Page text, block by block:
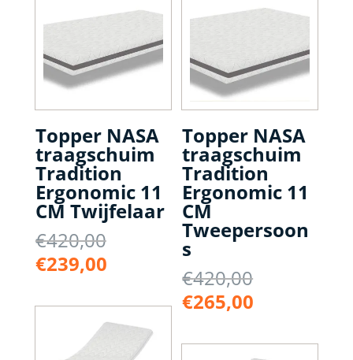
Topper NASA
traagschuim
Tradition
Ergonomic 11
CM Twijfelaar
€420,00Oorspronkelijke
prijs
€420,00.
€239,00Huidige
is:
€239,00.
Topper NASA
traagschuim
Tradition
Ergonomic 11
CM
Tweepersoon
s
€420,00
prijs
€420,00.
€265,00
is: